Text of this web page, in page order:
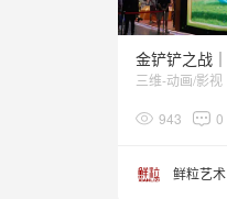
三维-动画/影视
943 0
鲜粒艺术